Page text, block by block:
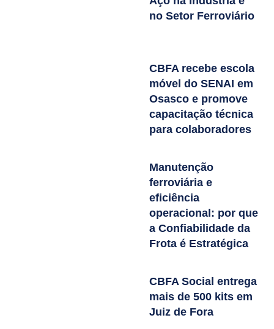
no Setor Ferroviário
CBFA recebe escola
móvel do SENAI em
Osasco e promove
capacitação técnica
para colaboradores
Manutenção
ferroviária e
eficiência
operacional: por que
a Confiabilidade da
Frota é Estratégica
CBFA Social entrega
mais de 500 kits em
Juiz de Fora